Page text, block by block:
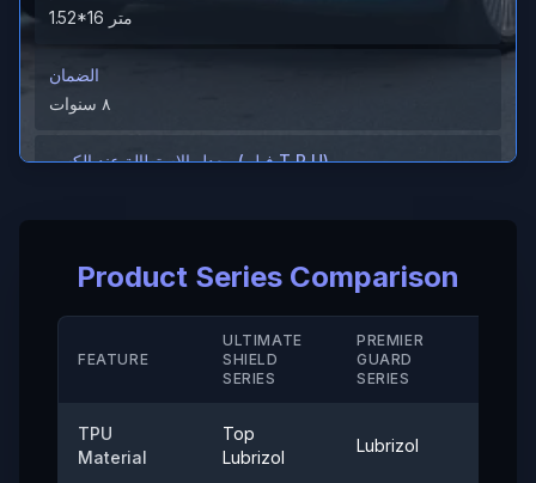
1.52*16 متر
الضمان
٨ سنوات
معدل الاستطالة عند الكسر (فيلم T P U)
＞280（%）
-40° إلى 120°
Product Series Comparison
FEATURE
ULTIMATE
SHIELD
SERIES
PREMIER
GUARD
SERIES
TPU
Material
Top
Lubrizol
Lubrizol